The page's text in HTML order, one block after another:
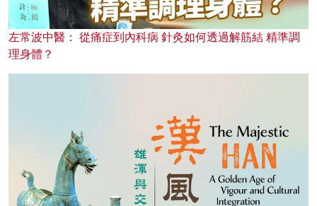
左常波中醫： 從痛症到內科病 針灸如何透過解筋結 精準調
理身體？